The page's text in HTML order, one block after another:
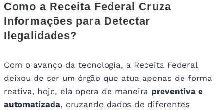
Como a Receita Federal Cruza
Informações para Detectar
Ilegalidades?
Com o avanço da tecnologia, a Receita Federal
deixou de ser um órgão que atua apenas de forma
reativa, hoje, ela opera de maneira preventiva e
automatizada, cruzando dados de diferentes